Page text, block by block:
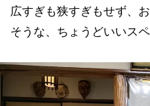
広すぎも狭すぎもせず、
そうな、ちょうどいいスペ